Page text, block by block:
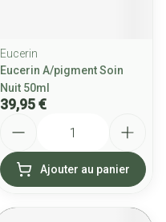
Eucerin
Eucerin A/pigment Soin
Nuit 50ml
39,95 €
Ajouter au panier